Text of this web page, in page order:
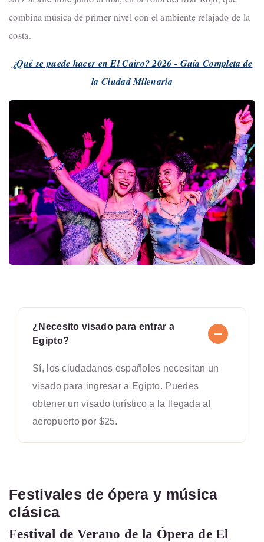
combina música de primer nivel con el ambiente relajado de la
costa.
¿Qué se puede hacer en El Cairo? 2026 - Guía Completa de
la Ciudad Milenaria
¿Necesito visado para entrar a
Egipto?
Sí, los ciudadanos españoles necesitan un
visado para ingresar a Egipto. Puedes
obtener un visado turístico a la llegada al
aeropuerto por $25.
Festivales de ópera y música
clásica
Festival de Verano de la Ópera de El